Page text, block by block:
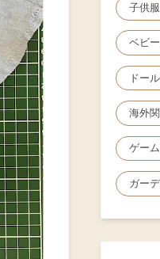
子供
ベビ
ドー
海外
ゲー
ガー